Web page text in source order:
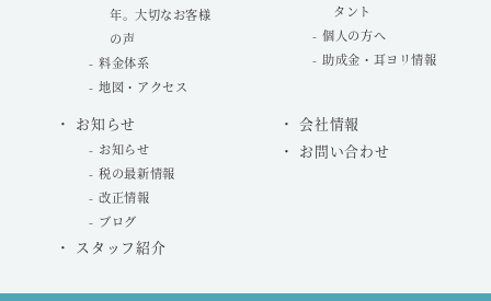
年。大切なお客様
の声
料金体系
地図・アクセス
タント
個人の方へ
助成金・耳ヨリ情報
お知らせ
お知らせ
税の最新情報
改正情報
ブログ
スタッフ紹介
会社情報
お問い合わせ